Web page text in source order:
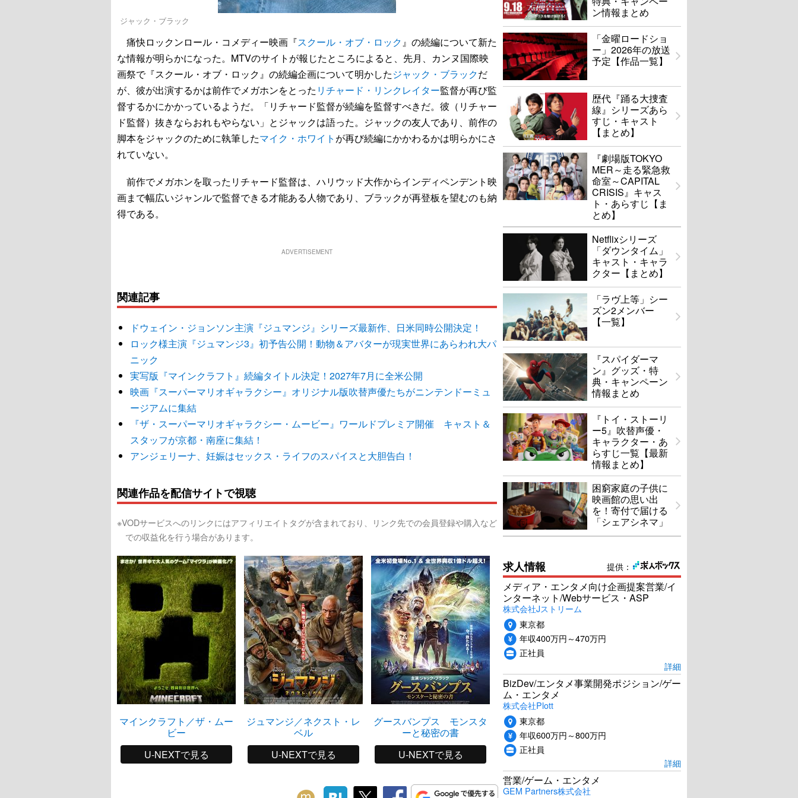
ジャック・ブラック
痛快ロックンロール・コメディー映画『スクール・オブ・ロック』の続編について新た
な情報が明らかになった。MTVのサイトが報じたところによると、先月、カンヌ国際映
画祭で『スクール・オブ・ロック』の続編企画について明かしたジャック・ブラックだ
が、彼が出演するかは前作でメガホンをとった リチャード・リンクレイター監督が再び監
督するかにかかっているようだ。「リチャード監督が続編を監督すべきだ。彼（リチャー
ド監督）抜きならおれもやらない」とジャックは語った。ジャックの友人であり、前作の
脚本をジャックのために執筆したマイク・ホワイト が再び続編にかかわるかは明らかにさ
れていない。
前作でメガホンを取ったリチャード監督は、ハリウッド大作からインディペンデント映
画まで幅広いジャンルで監督できる才能ある人物であり、ブラックが再登板を望むのも納
得である。
ADVERTISEMENT
関連記事
ドウェイン・ジョンソン主演『ジュマンジ』シリーズ最新作、日米同時公開決定！
ロック様主演『ジュマンジ3』初予告公開！動物＆アバターが現実世界にあらわれ大パ
ニック
実写版『マインクラフト』続編タイトル決定！2027年7月に全米公開
映画『スーパーマリオギャラクシー』オリジナル版吹替声優たちがニンテンドーミュ
ージアムに集結
『ザ・スーパーマリオギャラクシー・ムービー』ワールドプレミア開催 キャスト＆
スタッフが京都・南座に集結！
アンジェリーナ、妊娠はセックス・ライフのスパイスと大胆告白！
関連作品を配信サイトで視聴
※VODサービスへのリンクにはアフィリエイトタグが含まれており、リンク先での会員登録や購入など
での収益化を行う場合があります。
マインクラフト／ザ・ムー
ビー
U-NEXTで見る
ジュマンジ／ネクスト・レ
ベル
U-NEXTで見る
グースバンプス モンスタ
ーと秘密の書
U-NEXTで見る
カンフー・パンダ2
U-NEXTで見る
ン情報まとめ
「金曜ロードショ
ー」2026年の放送
予定【作品一覧】
歴代『踊る大捜査
線』シリーズあら
すじ・キャスト
【まとめ】
『劇場版TOKYO
MER～走る緊急救
命室～CAPITAL
CRISIS』キャス
ト・あらすじ【ま
とめ】
Netflixシリーズ
「ダウンタイム」
キャスト・キャラ
クター【まとめ】
「ラヴ上等」シー
ズン2メンバー
【一覧】
『スパイダーマ
ン』グッズ・特
典・キャンペーン
情報まとめ
『トイ・ストーリ
ー5』吹替声優・
キャラクター・あ
らすじ一覧【最新
情報まとめ】
困窮家庭の子供に
映画館の思い出
を！寄付で届ける
「シェアシネマ」
提供：
求人情報
メディア・エンタメ向け企画提案営業/イ
ンターネット/Webサービス・ASP
株式会社Jストリーム
東京都
年収400万円～470万円
正社員
詳細
BizDev/エンタメ事業開発ポジション/ゲー
ム・エンタメ
株式会社Plott
東京都
年収600万円～800万円
正社員
詳細
営業/ゲーム・エンタメ
GEM Partners株式会社